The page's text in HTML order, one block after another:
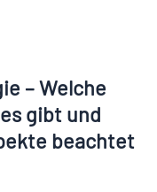
– Welche
gibt und
beachtet